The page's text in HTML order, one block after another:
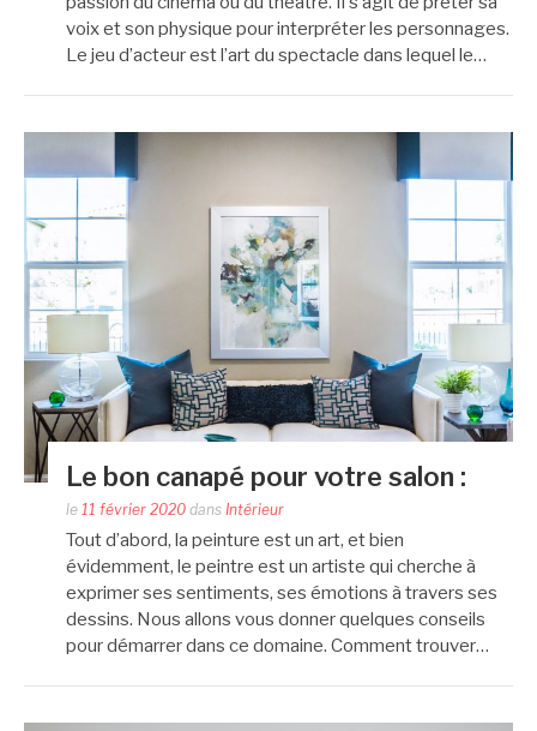
voix et son physique pour interpréter les personnages.
Le jeu d’acteur est l’art du spectacle dans lequel le…
Le bon canapé pour votre salon :
le 11 février 2020 dans Intérieur
Tout d’abord, la peinture est un art, et bien
évidemment, le peintre est un artiste qui cherche à
exprimer ses sentiments, ses émotions à travers ses
dessins. Nous allons vous donner quelques conseils
pour démarrer dans ce domaine. Comment trouver…